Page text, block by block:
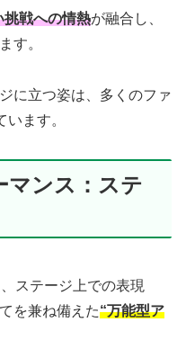
戦への情熱が融合し、
す。
に立つ姿は、多くのファ
います。
マンス：ステ
ステージ上での表現
を兼ね備えた“万能型ア